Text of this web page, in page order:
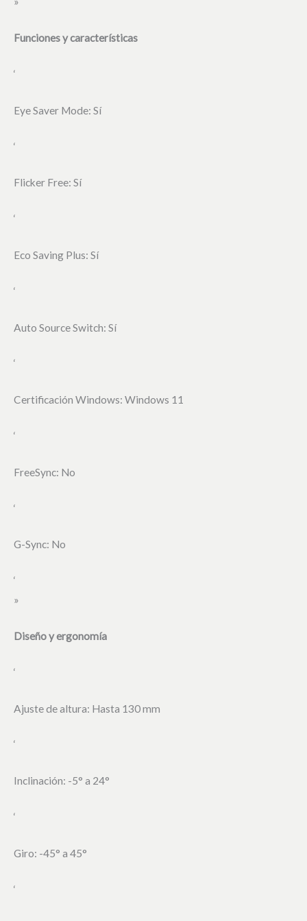
Funciones y características
‘
Eye Saver Mode: Sí
‘
Flicker Free: Sí
‘
Eco Saving Plus: Sí
‘
Auto Source Switch: Sí
‘
Certificación Windows: Windows 11
‘
FreeSync: No
‘
G-Sync: No
‘
»
Diseño y ergonomía
‘
Ajuste de altura: Hasta 130 mm
‘
Inclinación: -5° a 24°
‘
Giro: -45° a 45°
‘